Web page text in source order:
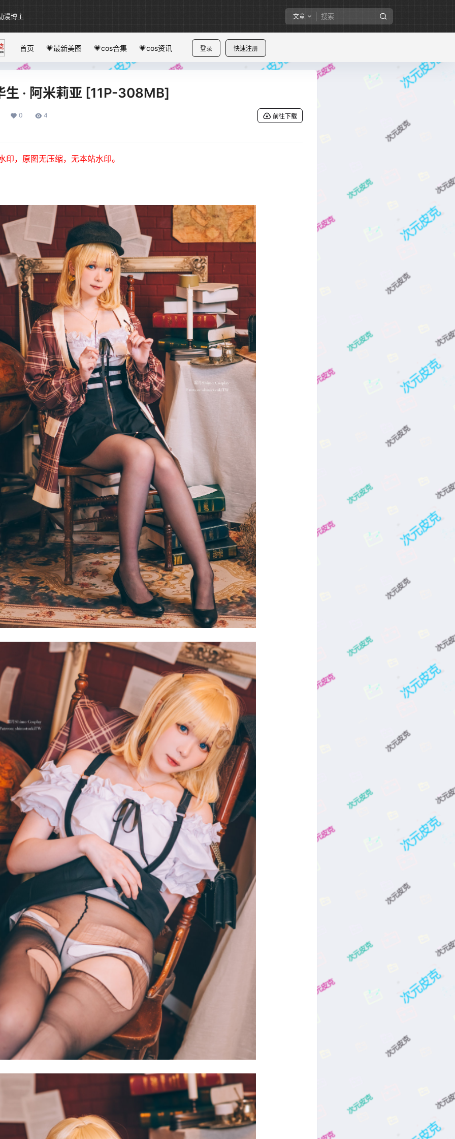
漫博主 文章
登录 快速注册
首页 💗最新美图 💗cos合集 💗cos资讯
· 阿米莉亚 [11P-308MB]
0 4 前往下载
印，原图无压缩，无本站水印。